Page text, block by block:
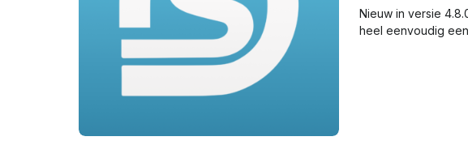
Nieuw in versie
heel eenvoudig